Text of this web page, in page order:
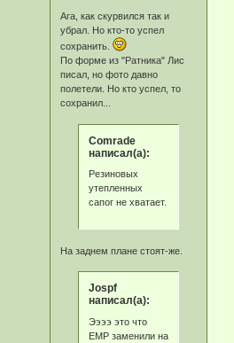
Ага, как скурвился так и
убрал. Но кто-то успел
сохранить.
По форме из "Ратника" Лис
писал, но фото давно
полетели. Но кто успел, то
сохранил...
Comrade
написал(а):
Резиновых
утепленных
сапог не хватает.
На заднем плане стоят-же.
Jospf
написал(а):
Ээээ это что
ЕМР заменили на